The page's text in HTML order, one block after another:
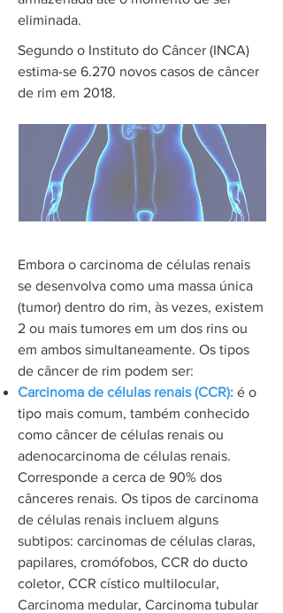
eliminada.
Segundo o Instituto do Câncer (INCA)
estima-se 6.270 novos casos de câncer
de rim em 2018.
Embora o carcinoma de células renais
se desenvolva como uma massa única
(tumor) dentro do rim, às vezes, existem
2 ou mais tumores em um dos rins ou
em ambos simultaneamente. Os tipos
de câncer de rim podem ser:
Carcinoma de células renais (CCR): é o
tipo mais comum, também conhecido
como câncer de células renais ou
adenocarcinoma de células renais.
Corresponde a cerca de 90% dos
cânceres renais. Os tipos de carcinoma
de células renais incluem alguns
subtipos: carcinomas de células claras,
papilares, cromófobos, CCR do ducto
coletor, CCR cístico multilocular,
Carcinoma medular, Carcinoma tubular